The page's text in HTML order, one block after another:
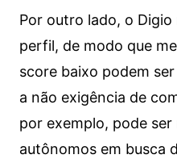
Por outro lado, o Digio
perfil, de modo que
score baixo podem
a não exigência de
por exemplo, pode
autônomos em busca